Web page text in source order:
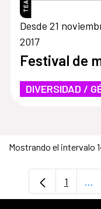
Desde 21
2017
Festival de
DIVERSIDAD /
Mostrando el intervalo
Página
1 ...